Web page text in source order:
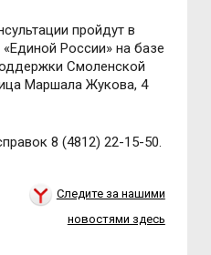
пройдут в
России» на базе
Смоленской
Маршала Жукова, 4
8 (4812) 22-15-50.
Следите за нашими
новостями здесь